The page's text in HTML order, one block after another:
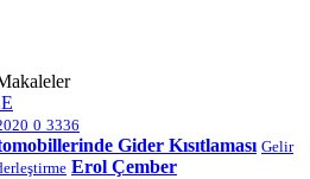
0 3336
Gider Kısıtlaması Gelir
Erol Çember